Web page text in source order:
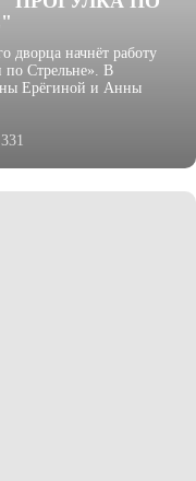
дворца начнёт работу
по Стрельне». В
Ерёгиной и Анны
331